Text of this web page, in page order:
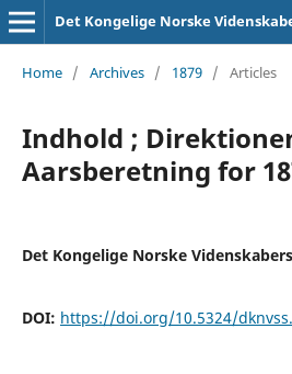
Det Kongelige Norske
Home / Archives / 1879 / Articles
Indhold ;
Aarsberetning for
Det Kongelige Norske
DOI: https://doi.org/10.5324/